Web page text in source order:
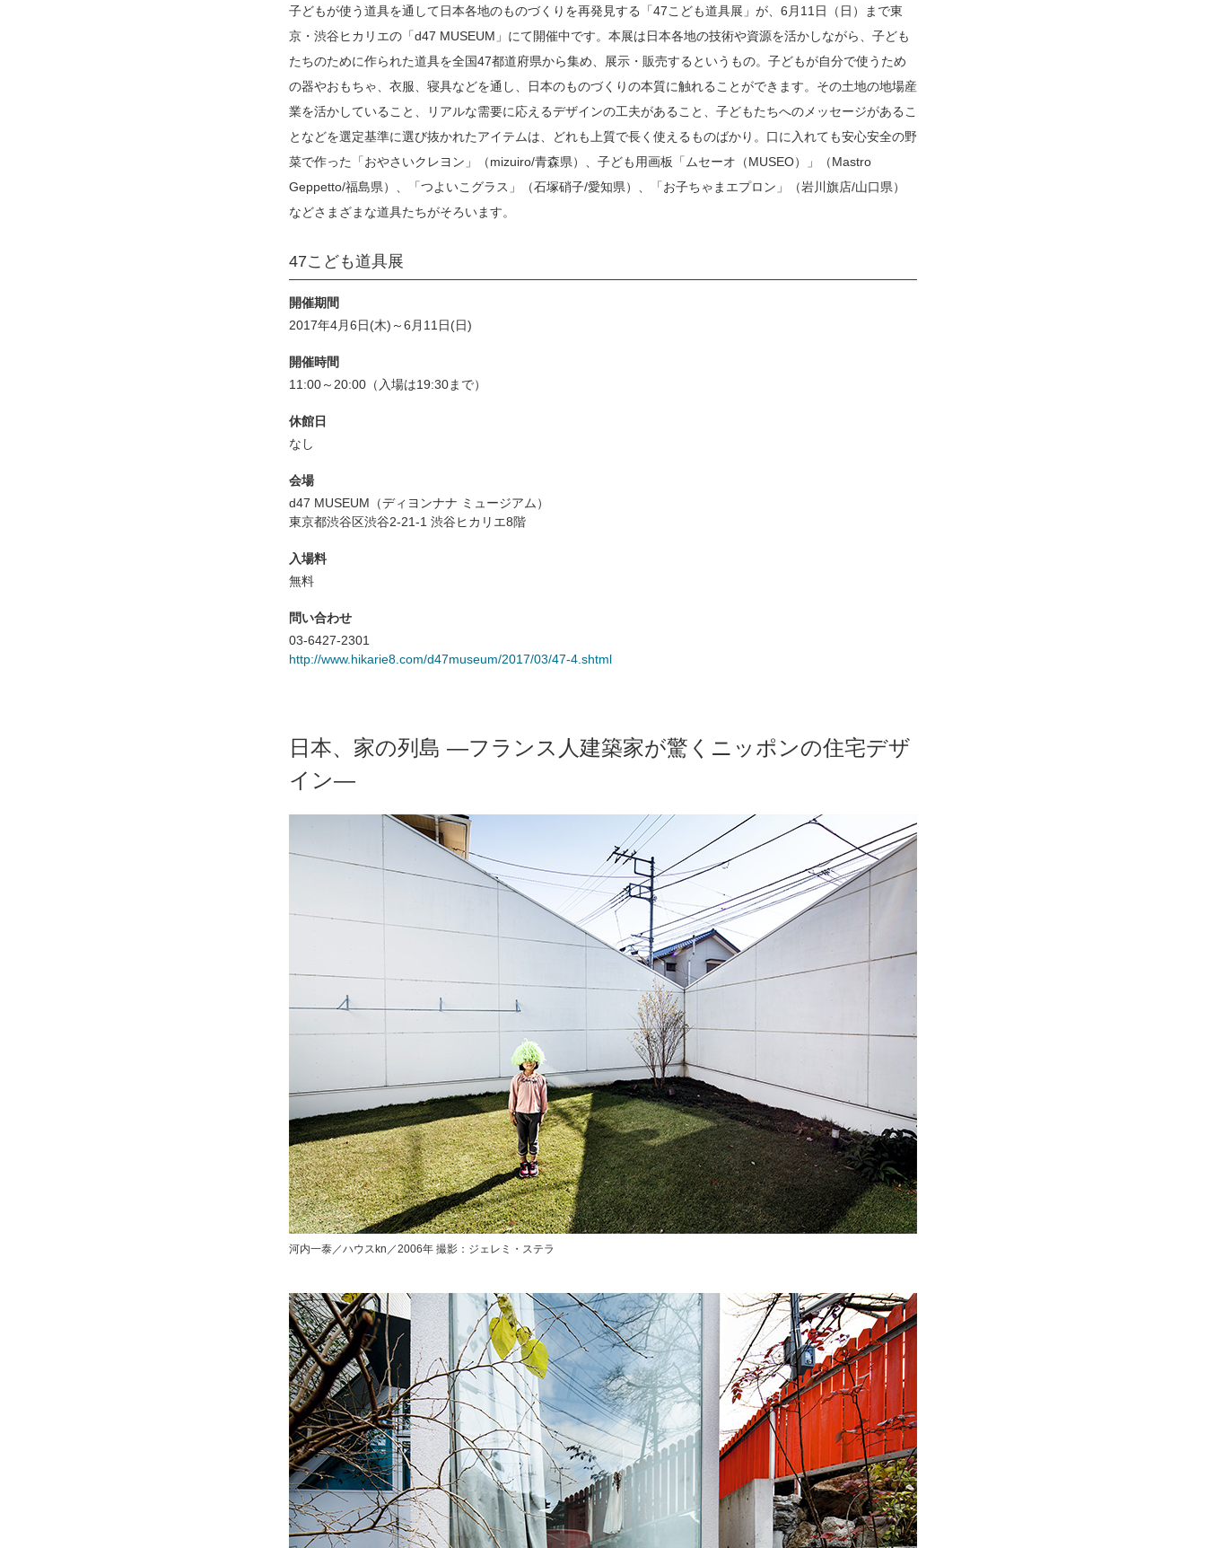
子どもが使う道具を通して日本各地のものづくりを再発見する「47こども道具展」が、6月11日（日）まで東
京・渋谷ヒカリエの「d47 MUSEUM」にて開催中です。本展は日本各地の技術や資源を活かしながら、子ども
たちのために作られた道具を全国47都道府県から集め、展示・販売するというもの。子どもが自分で使うため
の器やおもちゃ、衣服、寝具などを通し、日本のものづくりの本質に触れることができます。その土地の地場産
業を活かしていること、リアルな需要に応えるデザインの工夫があること、子どもたちへのメッセージがあるこ
となどを選定基準に選び抜かれたアイテムは、どれも上質で長く使えるものばかり。口に入れても安心安全の野
菜で作った「おやさいクレヨン」（mizuiro/青森県）、子ども用画板「ムセーオ（MUSEO）」（Mastro
Geppetto/福島県）、「つよいこグラス」（石塚硝子/愛知県）、「お子ちゃまエプロン」（岩川旗店/山口県）
などさまざまな道具たちがそろいます。
47こども道具展
開催期間
2017年4月6日(木)～6月11日(日)
開催時間
11:00～20:00（入場は19:30まで）
休館日
なし
会場
d47 MUSEUM（ディヨンナナ ミュージアム）
東京都渋谷区渋谷2-21-1 渋谷ヒカリエ8階
入場料
無料
問い合わせ
03-6427-2301
http://www.hikarie8.com/d47museum/2017/03/47-4.shtml
日本、家の列島 ―フランス人建築家が驚くニッポンの住宅デザ
イン―
河内一泰／ハウスkn／2006年 撮影：ジェレミ・ステラ